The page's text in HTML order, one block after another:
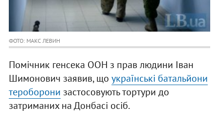
ФОТО: МАКС ЛЕВИН
Помічник генсека ООН з прав людини Іван
Шимонович заявив, що українські батальйони
тероборони застосовують тортури до
затриманих на Донбасі осіб.